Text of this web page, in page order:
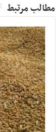
مطالب مرتبط